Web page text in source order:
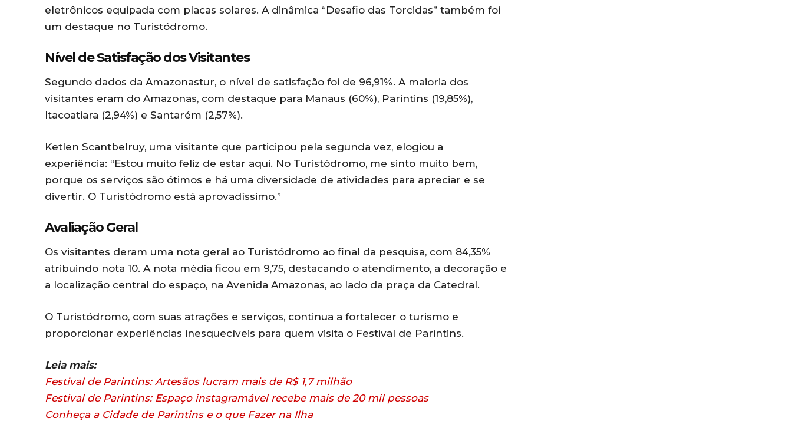
eletrônicos equipada com placas solares. A dinâmica “Desafio das Torcidas” também foi
um destaque no Turistódromo.
Nível de Satisfação dos Visitantes
Segundo dados da Amazonastur, o nível de satisfação foi de 96,91%. A maioria dos
visitantes eram do Amazonas, com destaque para Manaus (60%), Parintins (19,85%),
Itacoatiara (2,94%) e Santarém (2,57%).
Ketlen Scantbelruy, uma visitante que participou pela segunda vez, elogiou a
experiência: “Estou muito feliz de estar aqui. No Turistódromo, me sinto muito bem,
porque os serviços são ótimos e há uma diversidade de atividades para apreciar e se
divertir. O Turistódromo está aprovadíssimo.”
Avaliação Geral
Os visitantes deram uma nota geral ao Turistódromo ao final da pesquisa, com 84,35%
atribuindo nota 10. A nota média ficou em 9,75, destacando o atendimento, a decoração e
a localização central do espaço, na Avenida Amazonas, ao lado da praça da Catedral.
O Turistódromo, com suas atrações e serviços, continua a fortalecer o turismo e
proporcionar experiências inesquecíveis para quem visita o Festival de Parintins.
Leia mais:
Festival de Parintins: Artesãos lucram mais de R$ 1,7 milhão
Festival de Parintins: Espaço instagramável recebe mais de 20 mil pessoas
Conheça a Cidade de Parintins e o que Fazer na Ilha